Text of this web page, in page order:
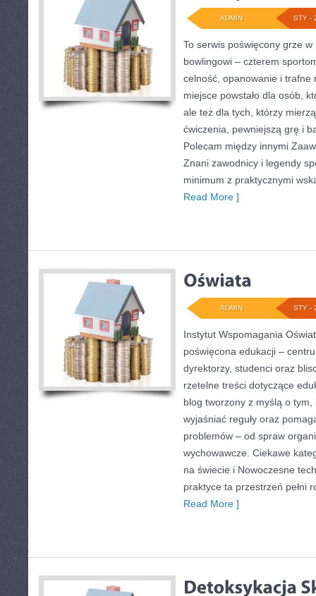
STY -
ADMIN
To serwis poświęcony grze
bowlingowi – czterem
celność, opanowanie i trafne
miejsce powstało dla osób,
ale też dla tych, którzy
ćwiczenia, pewniejszą grę i
Polecam między innymi
Znani zawodnicy i legendy
minimum z praktycznymi
Read More ]
STY -
ADMIN
Instytut Wspomagania
poświęcona edukacji –
dyrektorzy, studenci oraz
rzetelne treści dotyczące
blog tworzony z myślą o tym,
wyjaśniać reguły oraz
problemów – od spraw
wychowawcze. Ciekawe
na świecie i Nowoczesne
praktyce ta przestrzeń pełni
Read More ]